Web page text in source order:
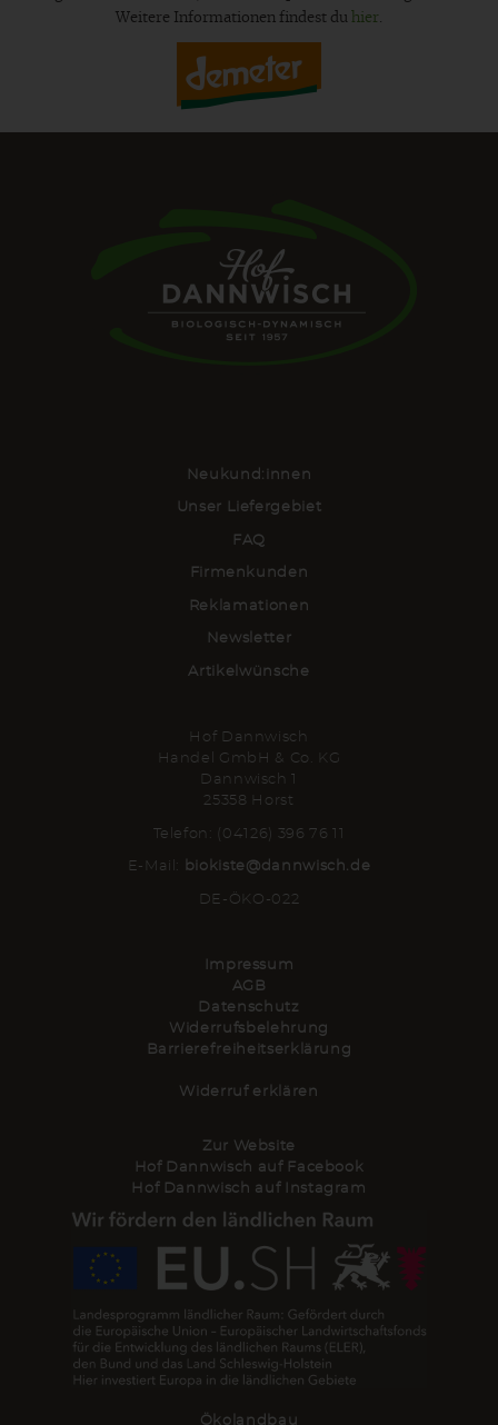
Weitere Informationen findest du hier.
Neukund:innen
Unser Liefergebiet
FAQ
Firmenkunden
Reklamationen
Newsletter
Artikelwünsche
Hof Dannwisch
Handel GmbH & Co. KG
Dannwisch 1
25358 Horst
Telefon: (04126) 396 76 11
E-Mail: biokiste@dannwisch.de
DE-ÖKO-022
Impressum
AGB
Datenschutz
Widerrufsbelehrung
Barrierefreiheitserklärung
Widerruf erklären
Zur Website
Hof Dannwisch auf Facebook
Hof Dannwisch auf Instagram
Ökolandbau